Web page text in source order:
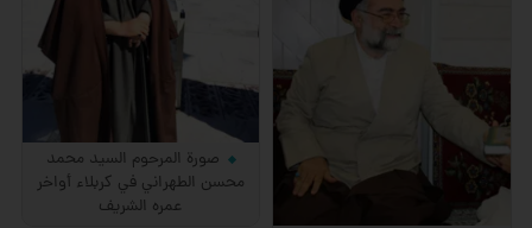
صورة المرحوم السيد محمد
محسن الطهراني في كربلاء أواخر
عمره الشريف